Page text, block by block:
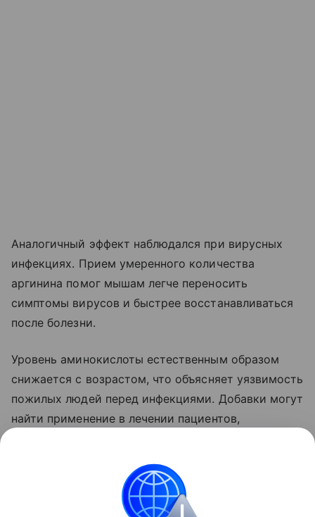
Аналогичный эффект наблюдался при вирусных
инфекциях. Прием умеренного количества
аргинина помог мышам легче переносить
симптомы вирусов и быстрее восстанавливаться
после болезни.
Уровень аминокислоты естественным образом
снижается с возрастом, что объясняет уязвимость
пожилых людей перед инфекциями. Добавки могут
найти применение в лечении пациентов,
Ранее Наука Mail рассказывала, что у бактерий
врожденную иммунную систему.